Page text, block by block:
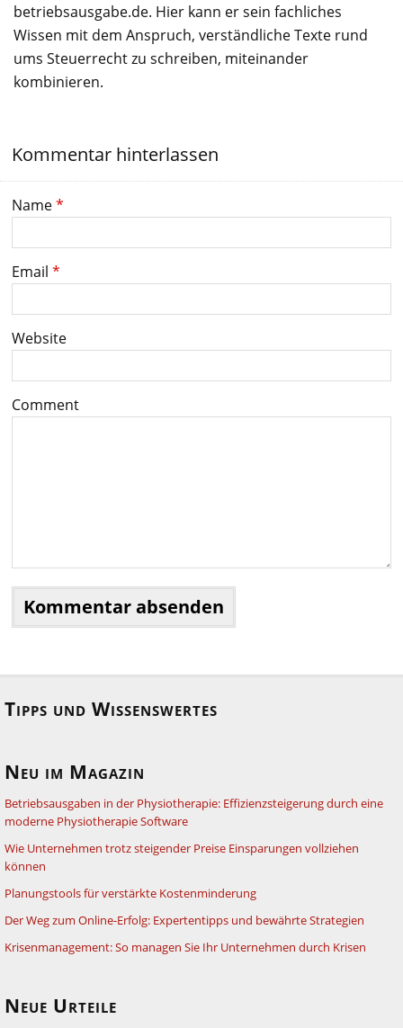
betriebsausgabe.de. Hier kann er sein fachliches
Wissen mit dem Anspruch, verständliche Texte rund
ums Steuerrecht zu schreiben, miteinander
kombinieren.
Kommentar hinterlassen
Name*
Email *
Website
Comment
Tipps und Wissenswertes
Neu im Magazin
Betriebsausgaben in der Physiotherapie: Effizienzsteigerung durch eine
moderne Physiotherapie Software
Wie Unternehmen trotz steigender Preise Einsparungen vollziehen
können
Planungstools für verstärkte Kostenminderung
Der Weg zum Online-Erfolg: Expertentipps und bewährte Strategien
Krisenmanagement: So managen Sie Ihr Unternehmen durch Krisen
Neue Urteile